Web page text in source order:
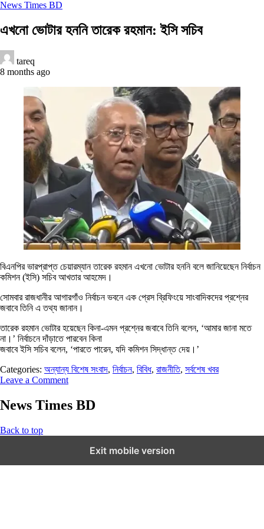
News Times BD
এখনো ভোটার হননি তারেক রহমান: ইসি সচিব
tareq
8 months ago
বিএনপির ভারপ্রাপ্ত চেয়ারম্যান তারেক রহমান এখনো ভোটার হননি বলে জানিয়েছেন নির্বাচন
কমিশন (ইসি) সচিব আখতার আহমেদ।
সোমবার রাজধানীর আগারগাঁও নির্বাচন ভবনে এক প্রেস ব্রিফিংয়ে সাংবাদিকদের প্রশ্নের
জবাবে তিনি এ তথ্য জানান।
তারেক রহমান ভোটার হয়েছেন কিনা-এমন প্রশ্নের জবাবে তিনি বলেন, ‘আমার জানা মতে
না।’ নির্বাচনে দাঁড়াতে পারবেন কিনা
জবাবে ইসি সচিব বলেন, ‘পারতে পারেন, যদি কমিশন সিদ্ধান্ত দেয়।’
Categories: অন্যান্য বিশেষ সংবাদ, নির্বাচন, বিবিধ, রাজনীতি, সর্বশেষ খবর
Leave a Comment
News Times BD
Back to top
Exit mobile version